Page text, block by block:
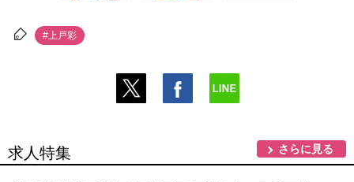
#上戸彩
求人特集 さらに見る